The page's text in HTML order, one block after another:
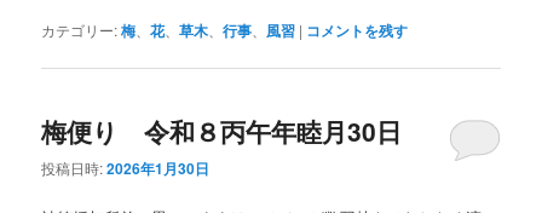
カテゴリー:梅 、花、草木 、行事 風習 | コメントを残す
梅便り 令和８丙午年睦月30日
投稿日時:2026年1月30日